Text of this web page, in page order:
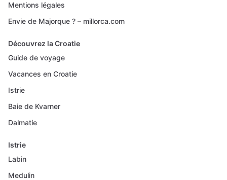
Mentions légales
Envie de Majorque ? – millorca.com
Découvrez la Croatie
Guide de voyage
Vacances en Croatie
Istrie
Baie de Kvarner
Dalmatie
Istrie
Labin
Medulin